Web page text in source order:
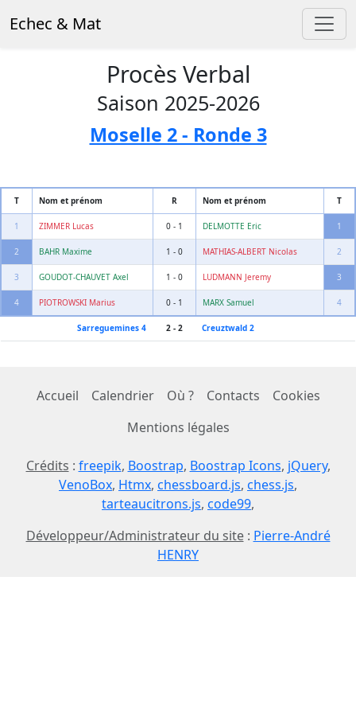
Echec & Mat
Procès Verbal
Saison 2025-2026
Moselle 2 - Ronde 3
T Nom et prénom R Nom et prénom T
1 ZIMMER Lucas 0 - 1 DELMOTTE Eric 1
2 BAHR Maxime 1 - 0 MATHIAS-ALBERT Nicolas 2
3 GOUDOT-CHAUVET Axel 1 - 0 LUDMANN Jeremy 3
4 PIOTROWSKI Marius 0 - 1 MARX Samuel 4
Sarreguemines 4 2 - 2 Creuztwald 2
Accueil Calendrier Où ? Contacts
Cookies
Mentions légales
Crédits : freepik, Boostrap, Boostrap Icons, jQuery,
VenoBox, Htmx, chessboard.js, chess.js,
tarteaucitrons.js, code99,
Développeur/Administrateur du site: Pierre-André
HENRY